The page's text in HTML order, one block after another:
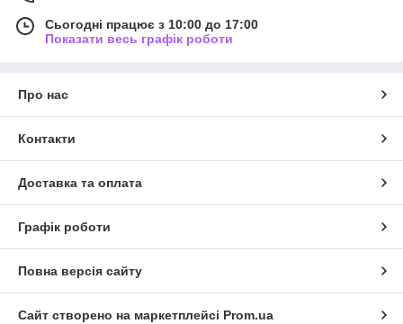
Сьогодні працює з 10:00 до 17:00
Показати весь графік роботи
Про нас
Контакти
Доставка та оплата
Графік роботи
Повна версія сайту
Сайт створено на маркетплейсі Prom.ua